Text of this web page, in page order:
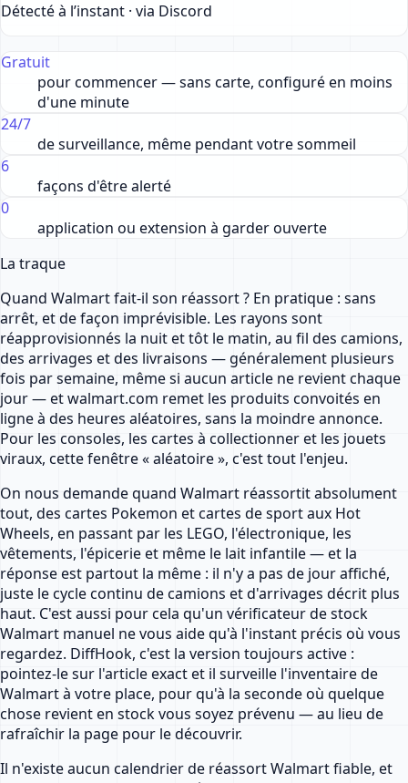
Détecté à l’instant · via Discord
Gratuit
pour commencer — sans carte, configuré en moins
d'une minute
24/7
de surveillance, même pendant votre sommeil
6
façons d'être alerté
0
application ou extension à garder ouverte
La traque
Quand Walmart fait-il son réassort ? En pratique : sans
arrêt, et de façon imprévisible. Les rayons sont
réapprovisionnés la nuit et tôt le matin, au fil des camions,
des arrivages et des livraisons — généralement plusieurs
fois par semaine, même si aucun article ne revient chaque
jour — et walmart.com remet les produits convoités en
ligne à des heures aléatoires, sans la moindre annonce.
Pour les consoles, les cartes à collectionner et les jouets
viraux, cette fenêtre « aléatoire », c'est tout l'enjeu.
On nous demande quand Walmart réassortit absolument
tout, des cartes Pokemon et cartes de sport aux Hot
Wheels, en passant par les LEGO, l'électronique, les
vêtements, l'épicerie et même le lait infantile — et la
réponse est partout la même : il n'y a pas de jour affiché,
juste le cycle continu de camions et d'arrivages décrit plus
haut. C'est aussi pour cela qu'un vérificateur de stock
Walmart manuel ne vous aide qu'à l'instant précis où vous
regardez. DiffHook, c'est la version toujours active :
pointez-le sur l'article exact et il surveille l'inventaire de
Walmart à votre place, pour qu'à la seconde où quelque
chose revient en stock vous soyez prévenu — au lieu de
rafraîchir la page pour le découvrir.
Il n'existe aucun calendrier de réassort Walmart fiable, et